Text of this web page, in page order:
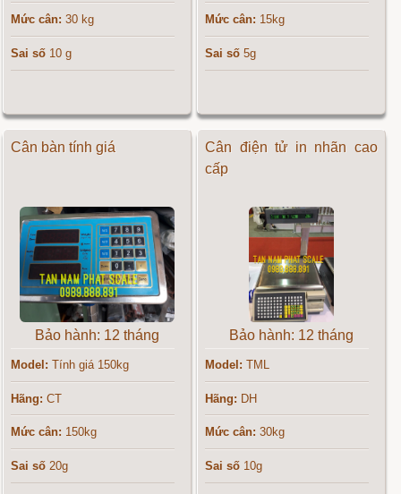
Mức cân: 30 kg
Sai số 10 g
Mức cân: 15kg
Sai số 5g
Cân bàn tính giá
Bảo hành: 12 tháng
Model: Tính giá 150kg
Hãng: CT
Mức cân: 150kg
Sai số 20g
Cân điện tử in nhãn cao
cấp
Bảo hành: 12 tháng
Model: TML
Hãng: DH
Mức cân: 30kg
Sai số 10g